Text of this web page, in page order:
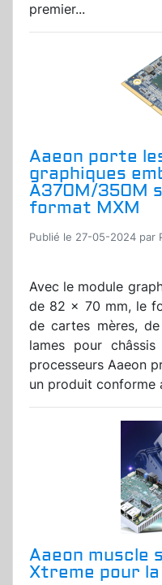
premier...
Aaeon porte
graphiques
A370M/350M
format MXM
Publié le 27-05-2024 par
Avec le module
de 82 x 70 mm, le
de cartes mères,
lames pour
processeurs Aaeon
un produit conforme
Aaeon muscle
Xtreme pour